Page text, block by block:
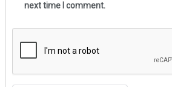
next time I comment.